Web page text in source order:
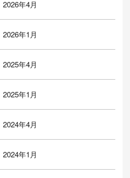
2026年4月
2026年1月
2025年4月
2025年1月
2024年4月
2024年1月